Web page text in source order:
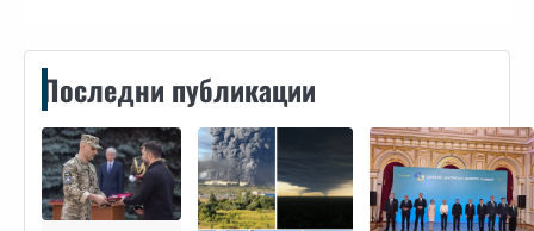
Последни публикации